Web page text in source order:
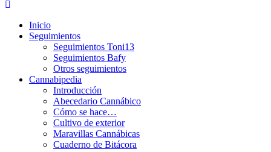
Inicio
Seguimientos
Seguimientos Toni13
Seguimientos Bafy
Otros seguimientos
Cannabipedia
Introducción
Abecedario Cannábico
Cómo se hace…
Cultivo de exterior
Maravillas Cannábicas
Cuaderno de Bitácora